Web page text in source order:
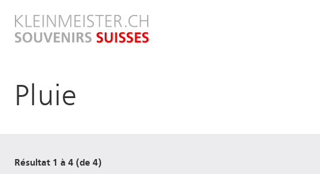
contenu
principal
Pluie
Résultat 1 à 4 (de 4)